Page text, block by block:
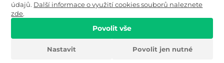
2026 Camping City s.r.o.
Půjčovna obytných vozůServis a příslušenství
Obchodní informace
údajů. Další informace o využití cookies souborů naleznete
zde.
Nastavit Povolit jen nutné
Povolit vše